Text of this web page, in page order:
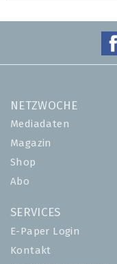
NETZWOCHE
Mediadaten
Magazin
Shop
Abo
SERVICES
E-Paper Login
Kontakt